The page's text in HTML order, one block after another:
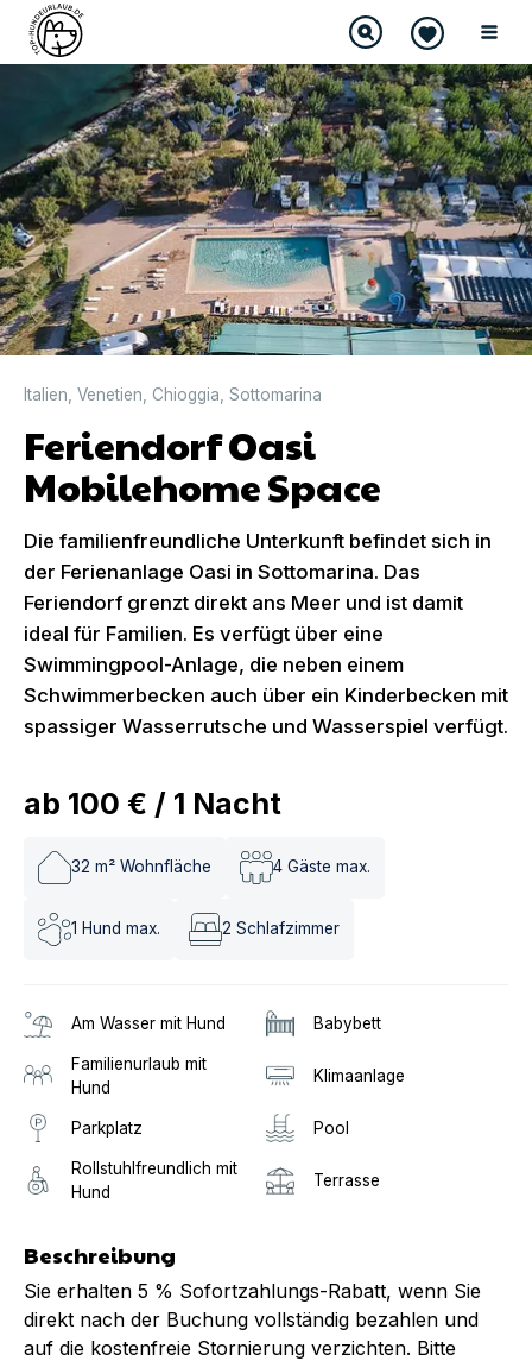
DIREKT BUCHBAR
Italien Venetien Chioggia Sottomarina
Feriendorf Oasi
Mobilehome Space
Die familienfreundliche Unterkunft befindet sich in
der Ferienanlage Oasi in Sottomarina. Das
Feriendorf grenzt direkt ans Meer und ist damit
ideal für Familien. Es verfügt über eine
Swimmingpool-Anlage, die neben einem
Schwimmerbecken auch über ein Kinderbecken mit
spassiger Wasserrutsche und Wasserspiel verfügt.
ab 100 € / 1 Nacht
32 m² Wohnfläche 4 Gäste max.
1 Hund max. 2 Schlafzimmer
Am Wasser mit Hund Babybett
Familienurlaub mit
Hund
Klimaanlage
Parkplatz Pool
Rollstuhlfreundlich mit
Hund
Terrasse
Beschreibung
Sie erhalten 5 % Sofortzahlungs-Rabatt, wenn Sie
direkt nach der Buchung vollständig bezahlen und
auf die kostenfreie Stornierung verzichten. Bitte